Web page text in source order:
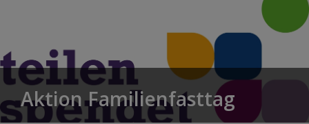
Aktion Familienfasttag